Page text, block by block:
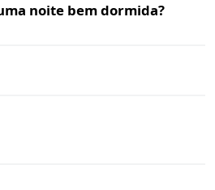
noite bem dormida?